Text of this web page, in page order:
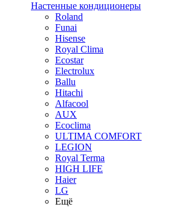
Настенные кондиционеры
Roland
Funai
Hisense
Royal Clima
Ecostar
Electrolux
Ballu
Hitachi
Alfacool
AUX
Ecoclima
ULTIMA COMFORT
LEGION
Royal Terma
HIGH LIFE
Haier
LG
Ещё